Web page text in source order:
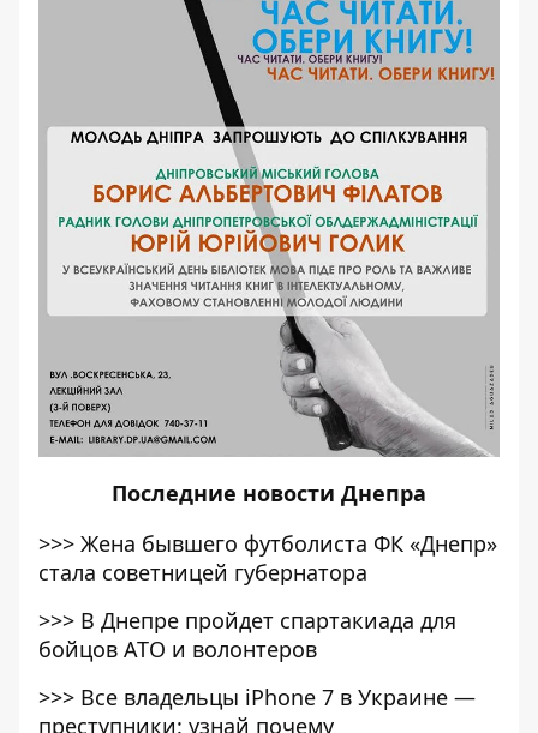
Последние новости Днепра
>>> Жена бывшего футболиста ФК «Днепр»
стала советницей губернатора
>>> В Днепре пройдет спартакиада для
бойцов АТО и волонтеров
>>> Все владельцы iPhone 7 в Украине —
преступники: узнай почему